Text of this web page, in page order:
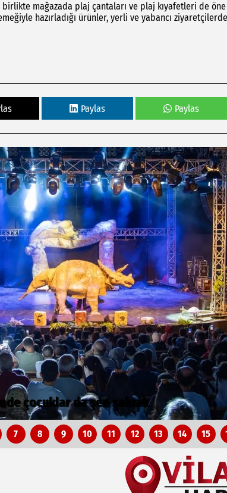
birlikte mağazada plaj çantaları ve plaj kıyafetleri de
hazırladığı ürünler, yerli ve yabancı
Paylas Paylas
kavuşacaklar
7 8 9 10 11 12 13 14 15